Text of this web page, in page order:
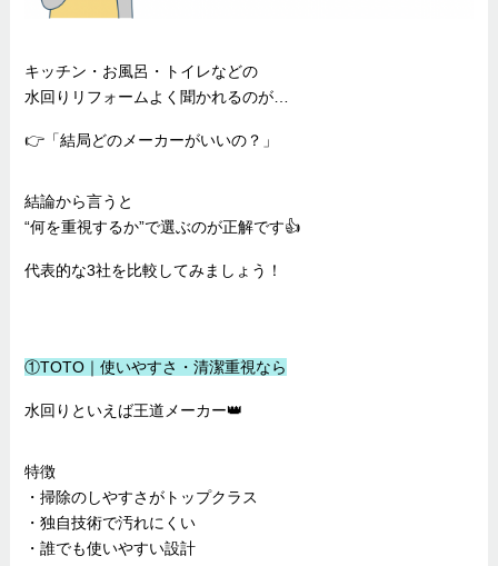
キッチン・お風呂・トイレなどの
水回りリフォームよく聞かれるのが…
👉「結局どのメーカーがいいの？」
結論から言うと
“何を重視するか”で選ぶのが正解です👍
代表的な3社を比較してみましょう！
①TOTO｜使いやすさ・清潔重視なら
水回りといえば王道メーカー👑
特徴
・掃除のしやすさがトップクラス
・独自技術で汚れにくい
・誰でも使いやすい設計